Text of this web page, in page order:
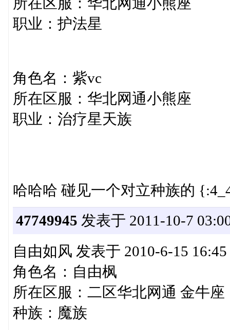
职业：护法星
角色名：紫vc
所在区服：华北网通小熊座
职业：治疗星天族
哈哈哈 碰见一个对立种族的
47749945 发表于 2011-10-7
自由如风 发表于 2010-6-15
角色名：自由枫
所在区服：二区华北网通 金牛座
种族：魔族